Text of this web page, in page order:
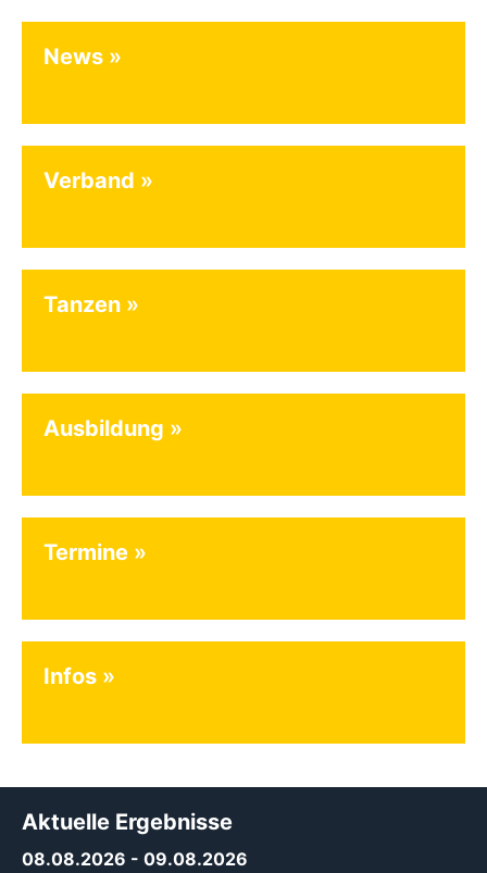
News
Verband
Tanzen
Ausbildung
Termine
Infos
Aktuelle Ergebnisse
08.08.2026 - 09.08.2026